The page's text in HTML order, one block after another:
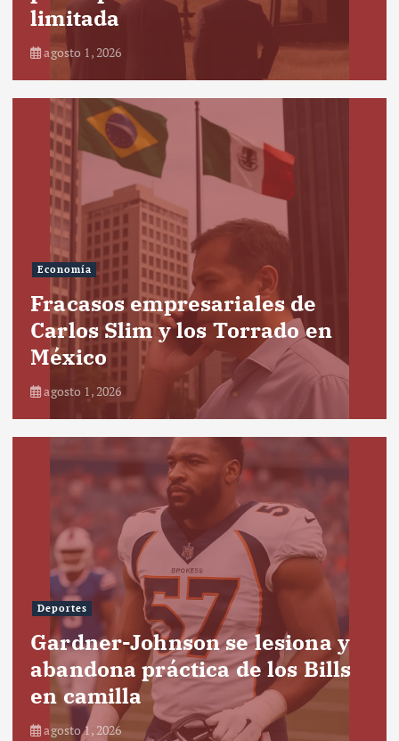
limitada
agosto 1, 2026
Economía
Fracasos empresariales de
Carlos Slim y los Torrado en
México
agosto 1, 2026
Deportes
Gardner-Johnson se lesiona y
abandona práctica de los Bills
en camilla
agosto 1, 2026